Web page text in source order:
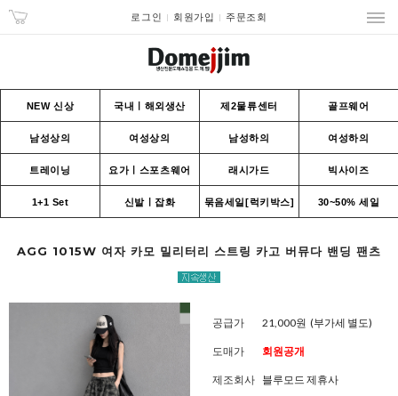
로그인 회원가입 주문조회
NEW 신상 국내ㅣ해외생산 제2물류센터 골프웨어
남성상의 여성상의 남성하의 여성하의
트레이닝 요가ㅣ스포츠웨어 래시가드 빅사이즈
1+1 Set 신발ㅣ잡화 묶음세일[럭키박스] 30~50% 세일
AGG 1015W 여자 카모 밀리터리 스트링 카고 버뮤다 밴딩 팬츠
공급가 21,000원 (부가세 별도)
도매가 회원공개
제조회사 블루모드 제휴사